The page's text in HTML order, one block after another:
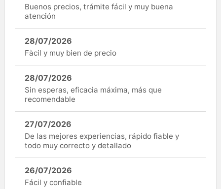
Buenos precios, trámite fácil y muy buena
atención
28/07/2026
Fàcil y muy bien de precio
28/07/2026
Sin esperas, eficacia máxima, más que
recomendable
27/07/2026
De las mejores experiencias, rápido fiable y
todo muy correcto y detallado
26/07/2026
Fácil y confiable